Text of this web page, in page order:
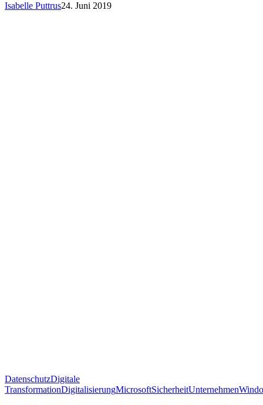
Isabelle Puttrus24. Juni 2019
DatenschutzDigitale
TransformationDigitalisierungMicrosoftSicherheitUnternehmen